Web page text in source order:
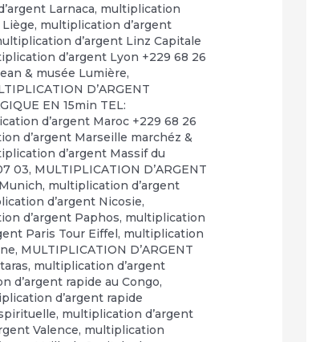
Larnaca, multiplication
, multiplication d’argent
d’argent Linz Capitale
d’argent Lyon +229 68 26
& musée Lumière,
D’ARGENT
EN 15min TEL:
d’argent Maroc +229 68 26
d’argent Marseille marchéz &
d’argent Massif du
03, MULTIPLICATION D’ARGENT
, multiplication d’argent
d’argent Nicosie,
d’argent Paphos, multiplication
Paris Tour Eiffel, multiplication
, MULTIPLICATION D’ARGENT
, multiplication d’argent
d’argent rapide au Congo,
d’argent rapide
, multiplication d’argent
Valence, multiplication